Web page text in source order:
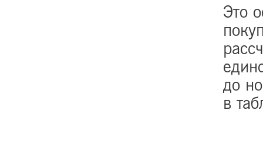
Это
до
в